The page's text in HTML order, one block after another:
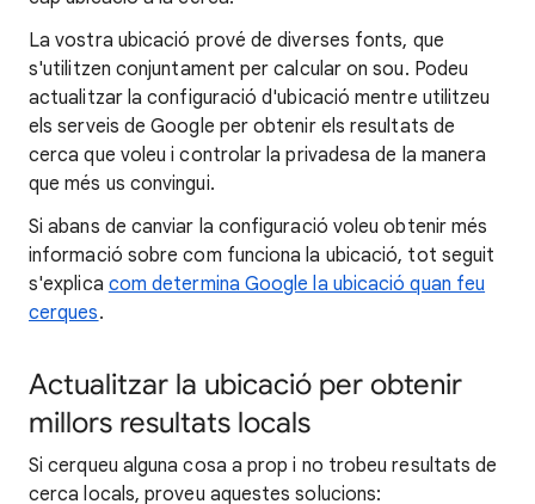
La vostra ubicació prové de diverses fonts, que
s'utilitzen conjuntament per calcular on sou. Podeu
actualitzar la configuració d'ubicació mentre utilitzeu
els serveis de Google per obtenir els resultats de
cerca que voleu i controlar la privadesa de la manera
que més us convingui.
Si abans de canviar la configuració voleu obtenir més
informació sobre com funciona la ubicació, tot seguit
s'explica com determina Google la ubicació quan feu
cerques.
Actualitzar la ubicació per obtenir
millors resultats locals
Si cerqueu alguna cosa a prop i no trobeu resultats de
cerca locals, proveu aquestes solucions: